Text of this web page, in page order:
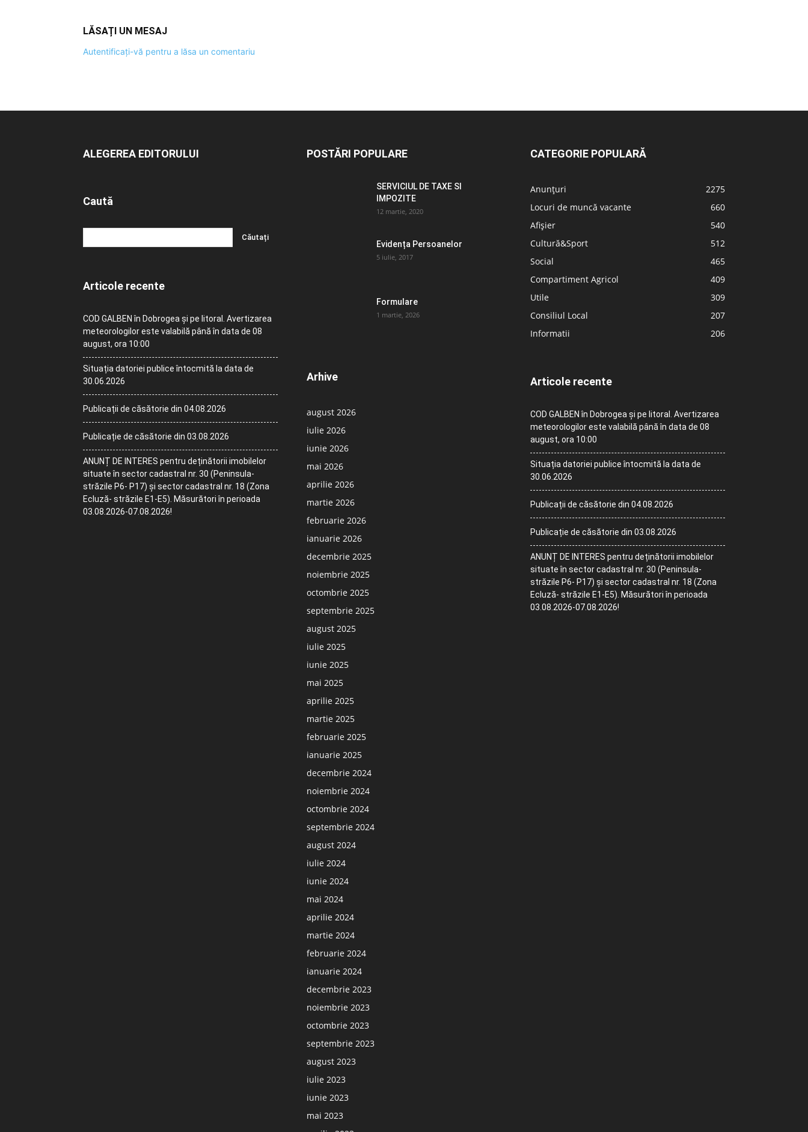
LĂSAȚI UN MESAJ
Autentificați-vă pentru a lăsa un comentariu
ALEGEREA EDITORULUI
Caută
Articole recente
COD GALBEN în Dobrogea și pe litoral. Avertizarea
meteorologilor este valabilă până în data de 08
august, ora 10:00
Situația datoriei publice întocmită la data de
30.06.2026
Publicații de căsătorie din 04.08.2026
Publicație de căsătorie din 03.08.2026
ANUNȚ DE INTERES pentru deținătorii imobilelor
situate în sector cadastral nr. 30 (Peninsula-
străzile P6- P17) și sector cadastral nr. 18 (Zona
Ecluză- străzile E1-E5). Măsurători în perioada
03.08.2026-07.08.2026!
POSTĂRI POPULARE
SERVICIUL DE TAXE SI
IMPOZITE
12 martie, 2020
Evidența Persoanelor
5 iulie, 2017
Formulare
1 martie, 2026
Arhive
august 2026
iulie 2026
iunie 2026
mai 2026
aprilie 2026
martie 2026
februarie 2026
ianuarie 2026
decembrie 2025
noiembrie 2025
octombrie 2025
septembrie 2025
august 2025
iulie 2025
iunie 2025
mai 2025
aprilie 2025
martie 2025
februarie 2025
ianuarie 2025
decembrie 2024
noiembrie 2024
octombrie 2024
septembrie 2024
august 2024
iulie 2024
iunie 2024
mai 2024
aprilie 2024
martie 2024
februarie 2024
ianuarie 2024
decembrie 2023
noiembrie 2023
octombrie 2023
septembrie 2023
august 2023
iulie 2023
iunie 2023
mai 2023
CATEGORIE POPULARĂ
Anunțuri
2275
Locuri de muncă vacante
660
Afișier
540
Cultură&Sport
512
Social
465
Compartiment Agricol
409
Utile
309
Consiliul Local
207
Informatii
206
Articole recente
COD GALBEN în Dobrogea și pe litoral. Avertizarea
meteorologilor este valabilă până în data de 08
august, ora 10:00
Situația datoriei publice întocmită la data de
30.06.2026
Publicații de căsătorie din 04.08.2026
Publicație de căsătorie din 03.08.2026
ANUNȚ DE INTERES pentru deținătorii imobilelor
situate în sector cadastral nr. 30 (Peninsula-
străzile P6- P17) și sector cadastral nr. 18 (Zona
Ecluză- străzile E1-E5). Măsurători în perioada
03.08.2026-07.08.2026!